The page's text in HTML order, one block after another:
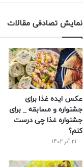
نمایش تصادفی مقالات
عکس ایده غذا برای
جشنواره و مسابقه _ برای
جشنواره غذا چی درست
کنم؟
21 آذر 1402